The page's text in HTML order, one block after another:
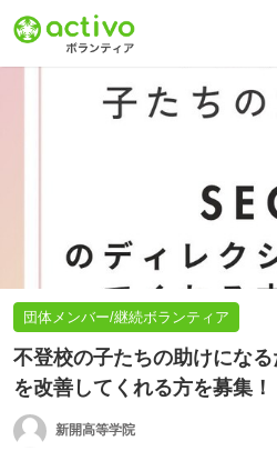
基本情報 企業情報
団体メンバー/継続ボランティア
不登校の子たちの助けにな
を改善してくれる方を募集！
新開高等学院